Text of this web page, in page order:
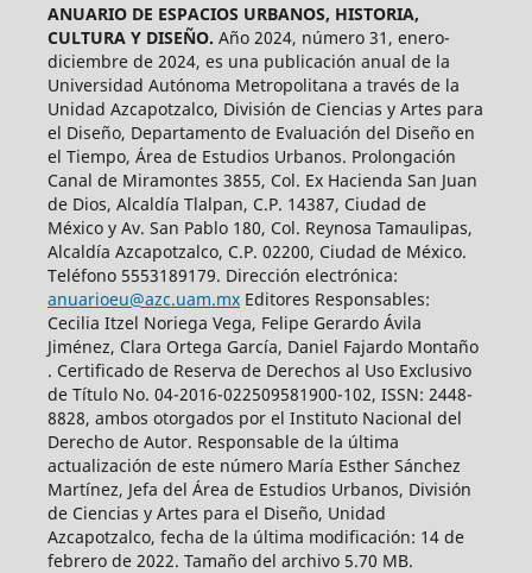
ANUARIO DE ESPACIOS URBANOS, HISTORIA,
CULTURA Y DISEÑO. Año 2024, número 31, enero-
diciembre de 2024, es una publicación anual de la
Universidad Autónoma Metropolitana a través de la
Unidad Azcapotzalco, División de Ciencias y Artes para
el Diseño, Departamento de Evaluación del Diseño en
el Tiempo, Área de Estudios Urbanos. Prolongación
Canal de Miramontes 3855, Col. Ex Hacienda San Juan
de Dios, Alcaldía Tlalpan, C.P. 14387, Ciudad de
México y Av. San Pablo 180, Col. Reynosa Tamaulipas,
Alcaldía Azcapotzalco, C.P. 02200, Ciudad de México.
Teléfono 5553189179. Dirección electrónica:
anuarioeu@azc.uam.mxEditores Responsables:
Cecilia Itzel Noriega Vega, Felipe Gerardo Ávila
Jiménez, Clara Ortega García, Daniel Fajardo Montaño
. Certificado de Reserva de Derechos al Uso Exclusivo
de Título No. 04-2016-022509581900-102, ISSN: 2448-
8828, ambos otorgados por el Instituto Nacional del
Derecho de Autor. Responsable de la última
actualización de este número María Esther Sánchez
Martínez, Jefa del Área de Estudios Urbanos, División
de Ciencias y Artes para el Diseño, Unidad
Azcapotzalco, fecha de la última modificación: 14 de
febrero de 2022. Tamaño del archivo 5.70 MB.